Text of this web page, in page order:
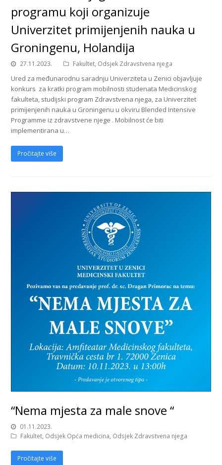
programu koji organizuje
Univerzitet primijenjenih nauka u
Groningenu, Holandija
27.11.2023. Fakultet, Odsjek Zdravstvena njega
Ured za međunarodnu saradnju Univerziteta u Zenici objavljuje
konkurs za kratki program mobilnosti studenata Medicinskog
fakulteta, studijski program Zdravstvena njega, za Univerzitet
primijenjenih nauka u Groningenu u okviru Blended Intensive
Programme iz zdravstvene njege . Mobilnost će biti
implementirana u…
Pročitajte više
“Nema mjesta za male snove “
01.11.2023.
Fakultet, Odsjek Opća medicina, Odsjek Zdravstvena njega
Pročitajte više